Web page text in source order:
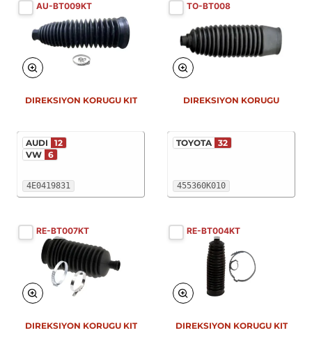
AU-BT009KT
4E0419831
AUDI
12
VW 6
DIREKSIYON KORUGU KIT
TO-BT008
455360K010
TOYOTA 32
DIREKSIYON KORUGU
RE-BT007KT
DIREKSIYON KORUGU KIT
RE-BT004KT
DIREKSIYON KORUGU KIT